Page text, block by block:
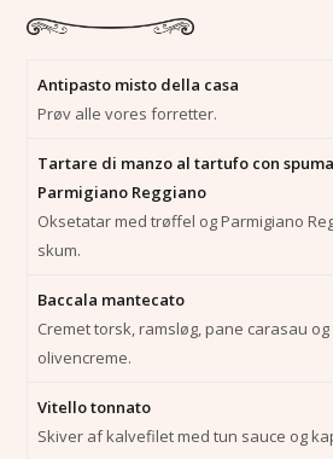
Antipasto misto della casa
Prøv alle vores forretter.
Tartare di manzo al tartufo con
Parmigiano Reggiano
Oksetatar med trøffel og Parmigiano
skum.
Baccala mantecato
Cremet torsk, ramsløg, pane carasau og
olivencreme.
Vitello tonnato
Skiver af kalvefilet med tun sauce og